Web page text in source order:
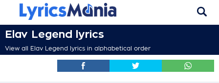
Elav Legend lyrics
View all Elav Legend lyrics in alphabetical order